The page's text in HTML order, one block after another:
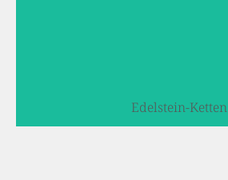
Edelstein-Ketten